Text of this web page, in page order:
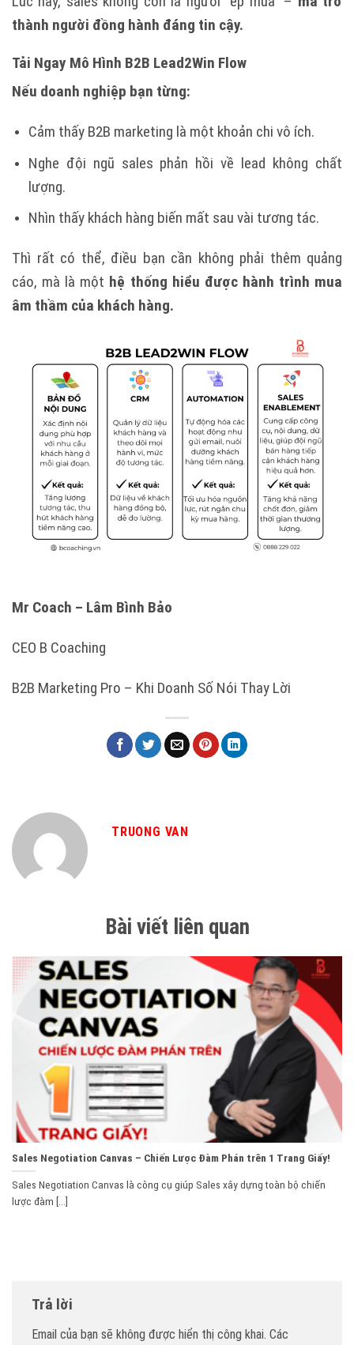
thành người đồng hành đáng tin cậy.
Tải Ngay Mô Hình B2B Lead2Win Flow
Nếu doanh nghiệp bạn từng:
Cảm thấy B2B marketing là một khoản chi vô ích.
Nghe đội ngũ sales phản hồi về lead không chất
lượng.
Nhìn thấy khách hàng biến mất sau vài tương tác.
Thì rất có thể, điều bạn cần không phải thêm quảng
cáo, mà là một hệ thống hiểu được hành trình mua
âm thầm của khách hàng.
Mr Coach – Lâm Bình Bảo
CEO B Coaching
B2B Marketing Pro – Khi Doanh Số Nói Thay Lời
TRUONG VAN
Bài viết liên quan
Sales Negotiation Canvas – Chiến Lược Đàm Phán trên 1 Trang Giấy!
Sales Negotiation Canvas là công cụ giúp Sales xây dựng toàn bộ chiến
lược đàm [...]
Trả lời
Email của bạn sẽ không được hiển thị công khai. Các